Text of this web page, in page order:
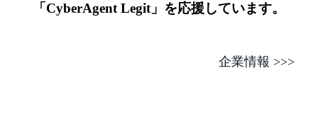
「CyberAgent Legit」 を応援しています。
企業情報 >>>